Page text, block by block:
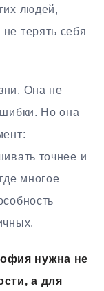
людей,
терять себя
Она не
Но она
точнее и
многое
нужна не
а для